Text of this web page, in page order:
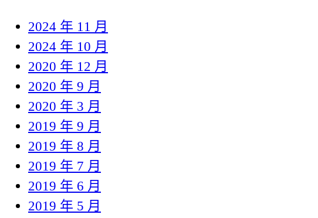
2024 年 11 月
2024 年 10 月
2020 年 12 月
2020 年 9 月
2020 年 3 月
2019 年 9 月
2019 年 8 月
2019 年 7 月
2019 年 6 月
2019 年 5 月